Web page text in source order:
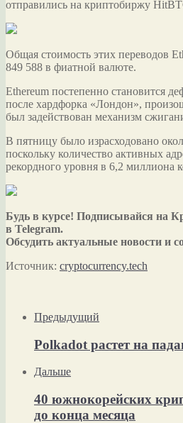
отправились на криптобиржу
Общая стоимость этих переводов
849 588 в фиатной валюте.
Ethereum постепенно становится
после хардфорка «Лондон»,
был задействован механизм
В пятницу было израсходовано
поскольку количество активных
рекордного уровня в 6,2 миллиона
Будь в курсе! Подписывайся на
в Telegram.
Обсудить актуальные новости и
Источник: cryptocurrency.tech
Предыдущий
Polkadot растет на
Дальше
40 южнокорейских
до конца месяца